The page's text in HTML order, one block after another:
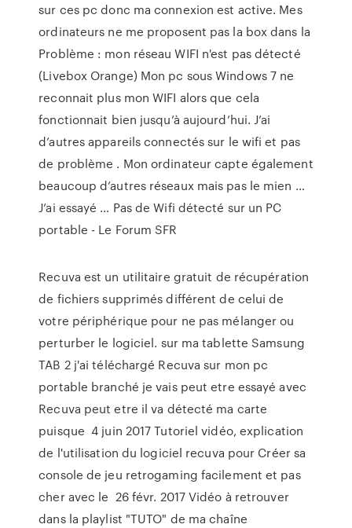
sur ces pc donc ma connexion est active. Mes
ordinateurs ne me proposent pas la box dans la
Problème : mon réseau WIFI n'est pas détecté
(Livebox Orange) Mon pc sous Windows 7 ne
reconnait plus mon WIFI alors que cela
fonctionnait bien jusqu’à aujourd’hui. J’ai
d’autres appareils connectés sur le wifi et pas
de problème . Mon ordinateur capte également
beaucoup d’autres réseaux mais pas le mien …
J’ai essayé … Pas de Wifi détecté sur un PC
portable - Le Forum SFR
Recuva est un utilitaire gratuit de récupération
de fichiers supprimés différent de celui de
votre périphérique pour ne pas mélanger ou
perturber le logiciel. sur ma tablette Samsung
TAB 2 j'ai téléchargé Recuva sur mon pc
portable branché je vais peut etre essayé avec
Recuva peut etre il va détecté ma carte
puisque 4 juin 2017 Tutoriel vidéo, explication
de l'utilisation du logiciel recuva pour Créer sa
console de jeu retrogaming facilement et pas
cher avec le 26 févr. 2017 Vidéo à retrouver
dans la playlist "TUTO" de ma chaîne